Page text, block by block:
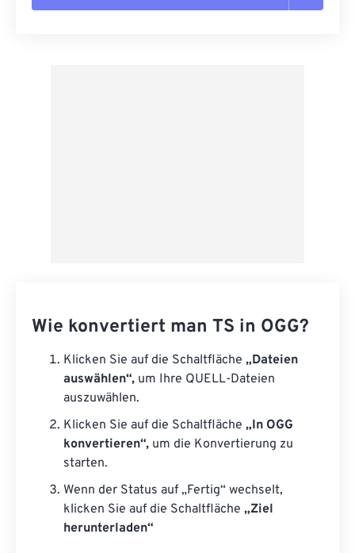
Wie konvertiert man TS in OGG?
Klicken Sie auf die Schaltfläche „Dateien
auswählen“, um Ihre QUELL-Dateien
auszuwählen.
Klicken Sie auf die Schaltfläche „In OGG
konvertieren“, um die Konvertierung zu
starten.
Wenn der Status auf „Fertig“ wechselt,
klicken Sie auf die Schaltfläche „Ziel
herunterladen“